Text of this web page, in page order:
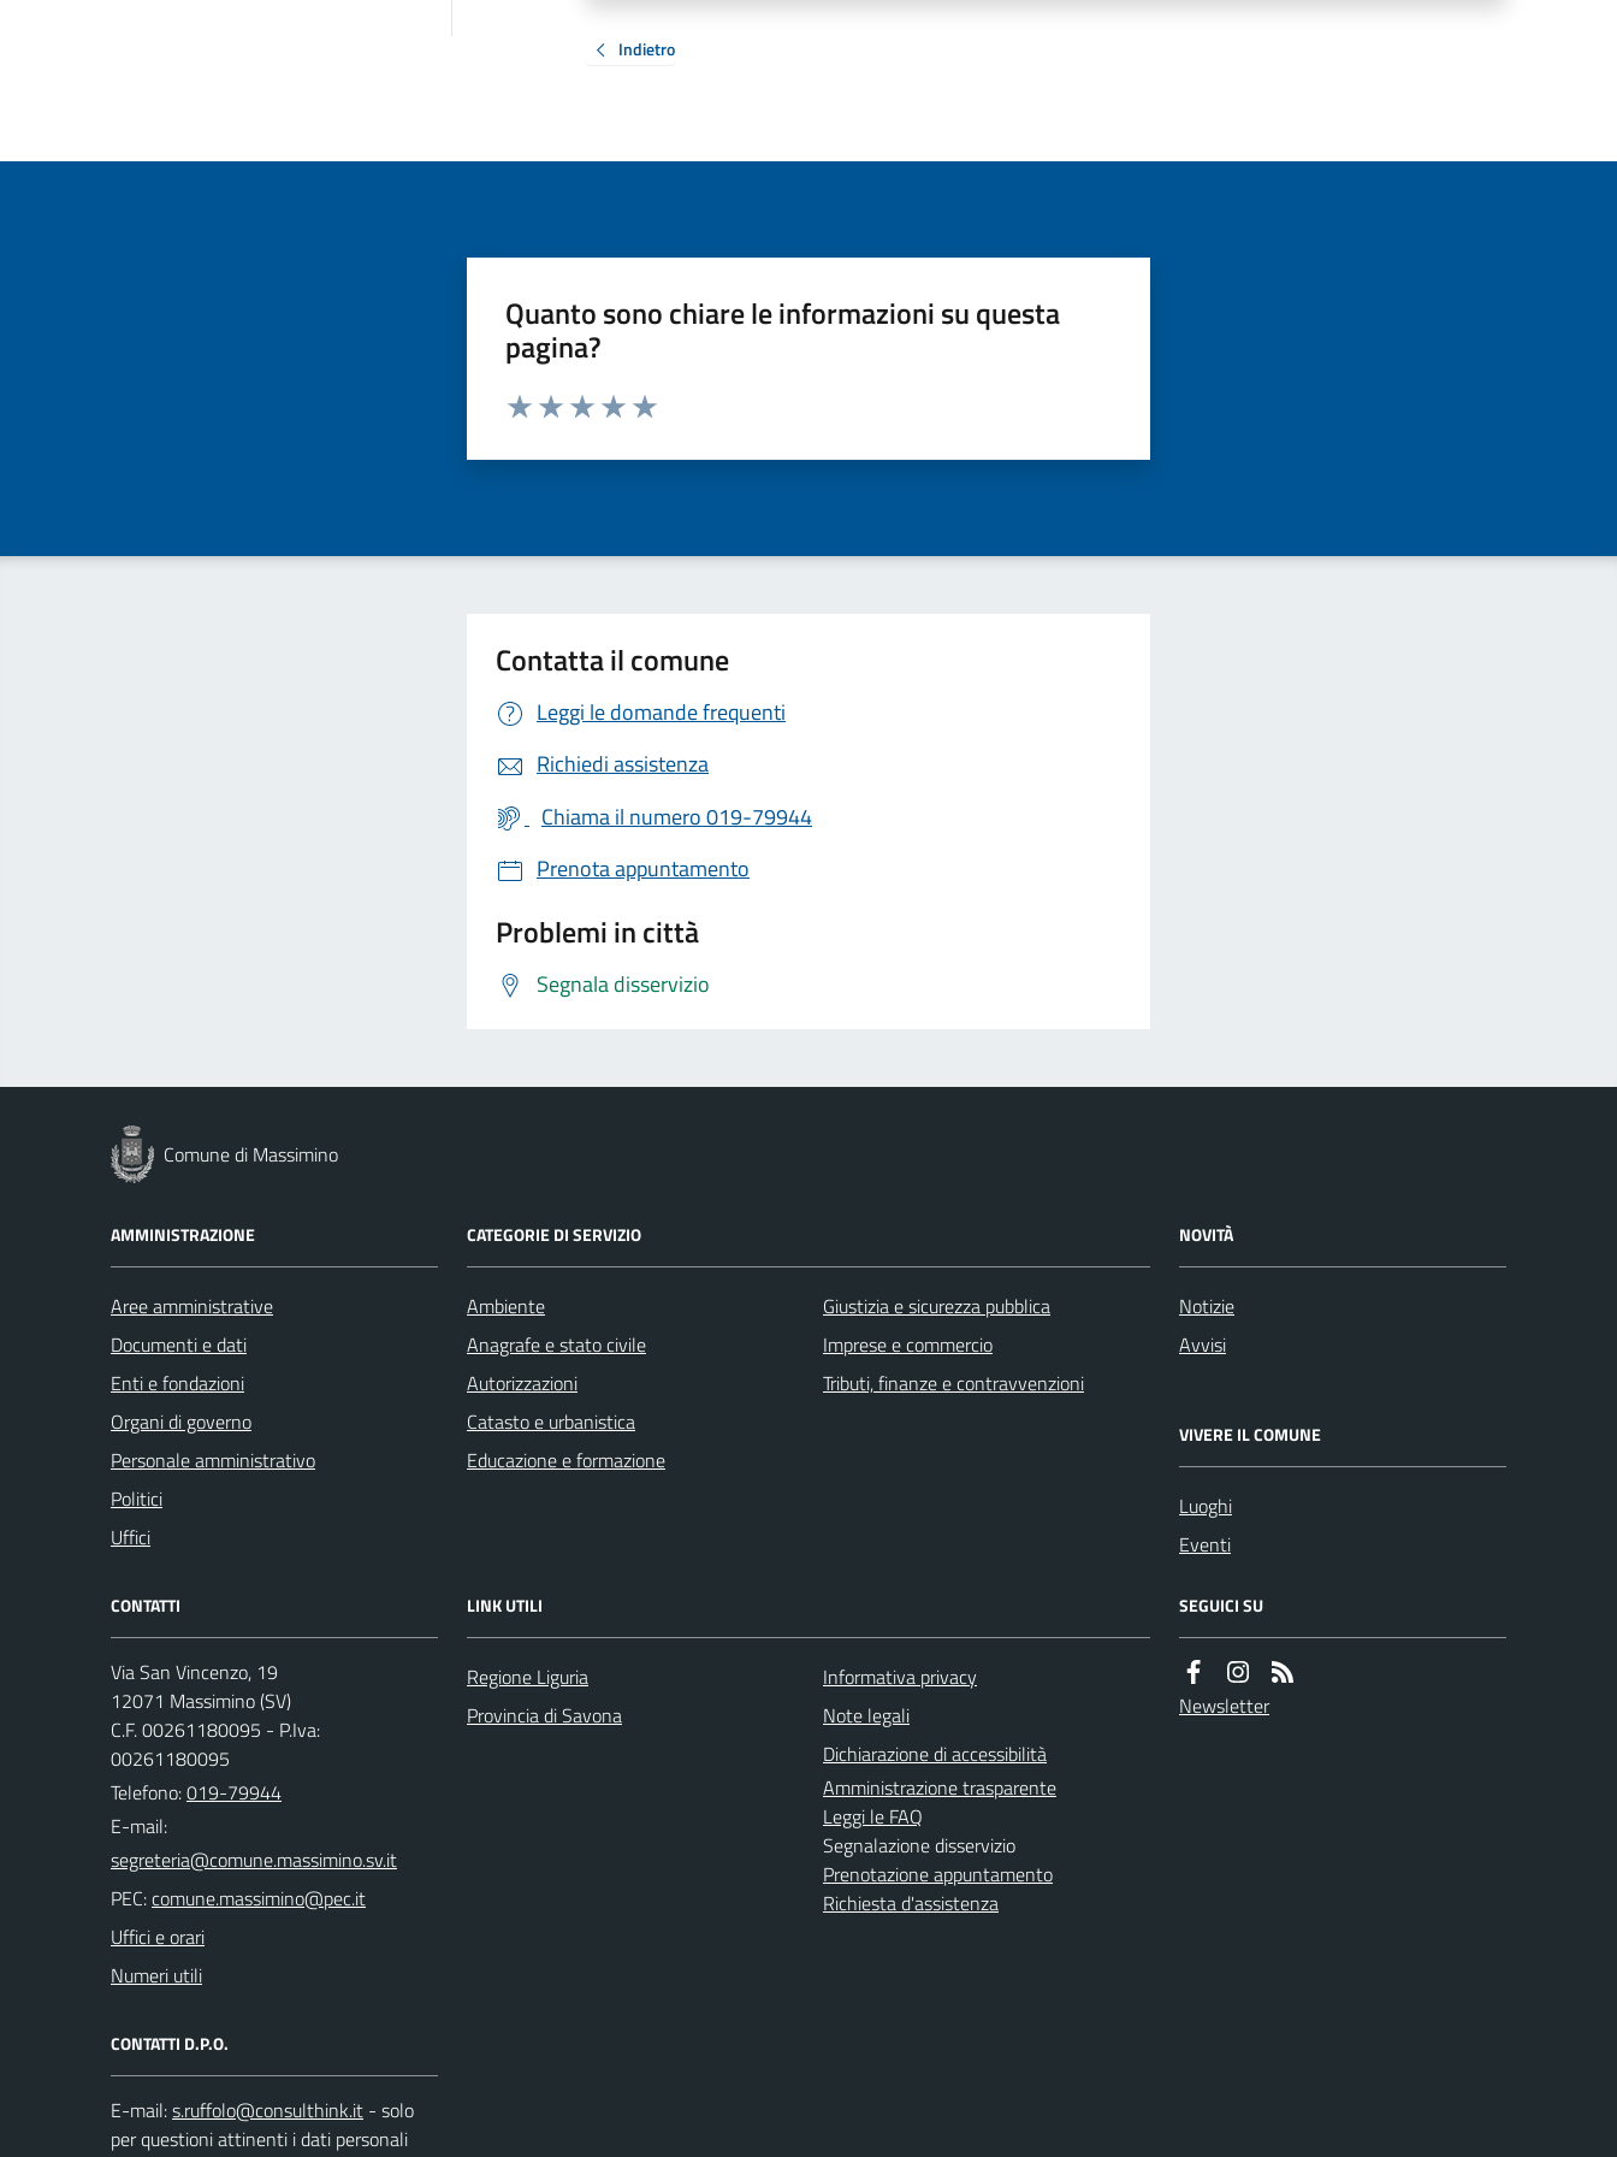
Indietro
Quanto sono chiare le informazioni su questa
pagina?
Valuta da 1 a 5 stelle la pagina
Contatta il comune
Leggi le domande frequenti
Richiedi assistenza
Chiama il numero 019-79944
Prenota appuntamento
Problemi in città
Segnala disservizio
Comune di Massimino
AMMINISTRAZIONE
Aree amministrative
Documenti e dati
Enti e fondazioni
Organi di governo
Personale amministrativo
Politici
Uffici
CATEGORIE DI SERVIZIO
Ambiente
Anagrafe e stato civile
Autorizzazioni
Catasto e urbanistica
Educazione e formazione
Giustizia e sicurezza pubblica
Imprese e commercio
Tributi, finanze e contravvenzioni
NOVITÀ
Notizie
Avvisi
VIVERE IL COMUNE
Luoghi
Eventi
CONTATTI
Via San Vincenzo, 19
12071 Massimino (SV)
C.F. 00261180095 - P.Iva:
00261180095
Telefono:019-79944
E-mail:
PEC:
Uffici e orari
Numeri utili
CONTATTI D.P.O.
E-mail:
- solo
per questioni attinenti i dati personali
LINK UTILI
Regione Liguria
Provincia di Savona
Informativa privacy
Note legali
Dichiarazione di accessibilità
Amministrazione trasparente
Leggi le FAQ
Segnalazione disservizio
Prenotazione appuntamento
Richiesta d'assistenza
SEGUICI SU
Newsletter